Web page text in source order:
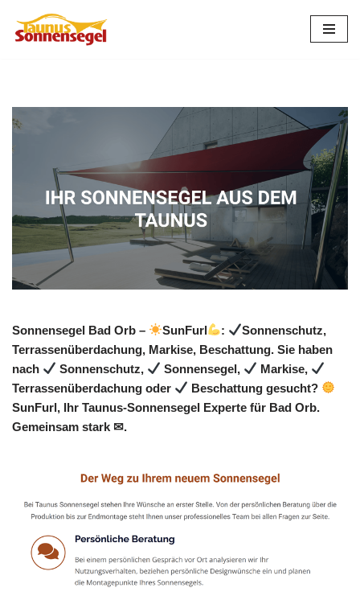
Zum
Sonnensegel Bad Orb – SunFurl :
Sonnenschutz,
Terrassenüberdachung, Markise, Beschattung. Sie haben
nach
Sonnenschutz, Sonnensegel,
Markise,
Terrassenüberdachung oder
Beschattung gesucht?
SunFurl, Ihr Taunus-Sonnensegel Experte für Bad Orb.
Gemeinsam stark ✉.